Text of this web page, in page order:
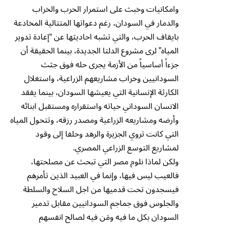
وامكانيات وخبث على استمرار الحرب والخراب
والدمار في السودان، رغم دعواتها المتتالية المخادعة
بايقاف الحرب، والتي تشبه احاديثها عن “إعادة تدوير
المياه” لرى مشروع الدلتا الجديدة، بينما الحقيقة أن
جزءاً أساسياً من الأزمة يجرى حله فوق جثث
السودانيين وخراب مشاريعهم الزراعية، واستغلال
الكارثة الإنسانية التي يعيشها السودان، بينما يفقد
الانسان السوداني حياته واستقراره ومستقبل ابنائه
وأرضه ومشاريعه الزراعية ومصدر رزقه، وتتحول المياه
التي كانت تروي الجزيرة والرهد وحلفا إلى وقود
لمشاريع التوسع الزراعي المصري.
ولكن لماذا نلوم مصر التي تبحث عن مصلحتها،
فالعيب ليس فيها، وإنما في العبيد الذين تأمرهم
فيسجدون تحت قدميها من اجل السلاح والسلطة
والجلوس فوق جماجم السودانيين مقابل تدمير
السودان بكل ما فيه ومَن فيه لصالح انفسهم